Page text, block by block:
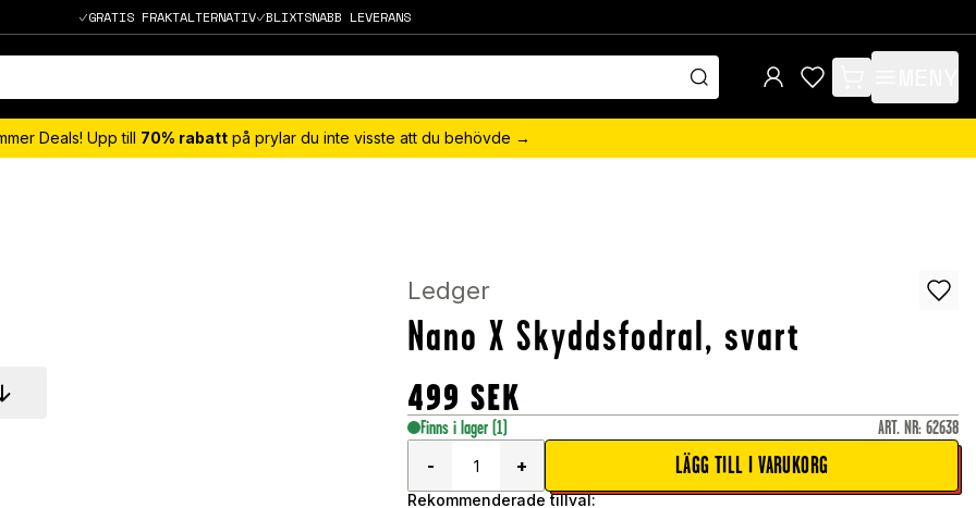
GRATIS FRAKTALTERNATIV BLIXTSNABB LEVERANS
items in cart, view
Deals! Upp till 70% rabatt på prylar du inte visste att du behövde →
Ledger
Nano X Skyddsfodral, svart
499 SEK
Finns i lager (1) ART. NR: 62638
-
+ LÄGG TILL I VARUKORG
Rekommenderade tillval: